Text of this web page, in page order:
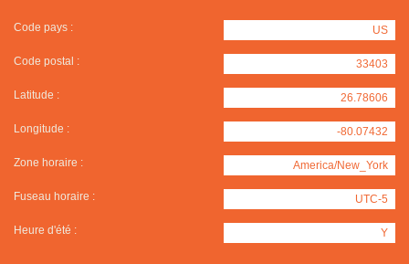
Code pays : US
Code postal : 33403
Latitude : 26.78606
Longitude : -80.07432
Zone horaire : America/New_York
Fuseau horaire : UTC-5
Heure d'été : Y